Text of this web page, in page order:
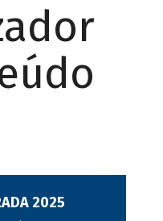
2025